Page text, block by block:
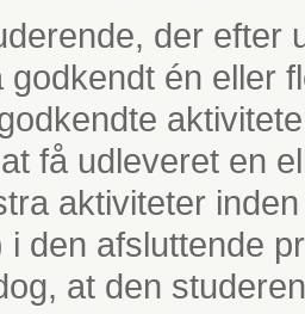
der efter
godkendt én eller
få udleveret en
aktiviteter
den afsluttende
at den